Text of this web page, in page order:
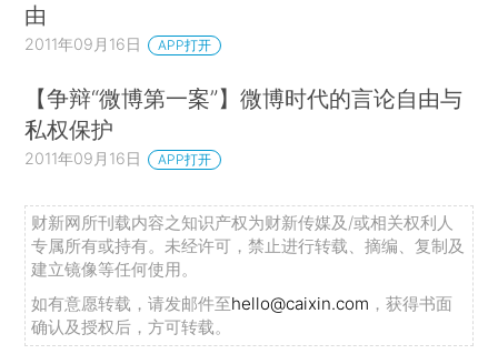
由
2011年09月16日 APP打开
【争辩“微博第一案”】微博时代的言论自由与
私权保护
2011年09月16日 APP打开
财新网所刊载内容之知识产权为财新传媒及/或相关权利人
专属所有或持有。未经许可，禁止进行转载、摘编、复制及
建立镜像等任何使用。
如有意愿转载，请发邮件至hello@caixin.com ，获得书面
确认及授权后，方可转载。